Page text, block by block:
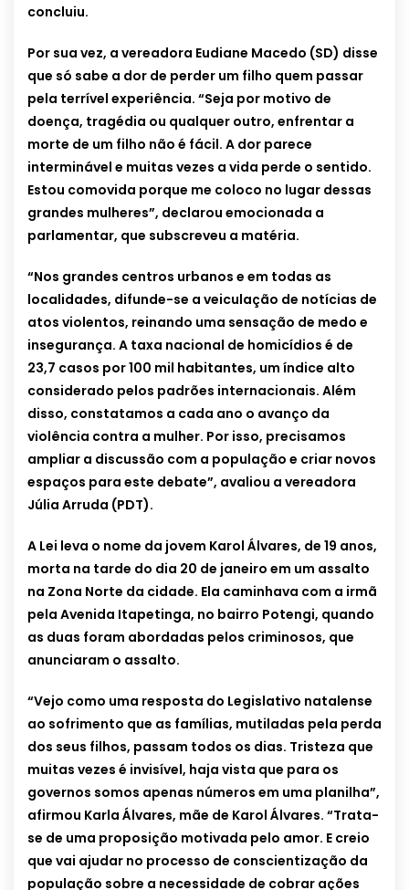
concluiu.
Por sua vez, a vereadora Eudiane Macedo (SD) disse
que só sabe a dor de perder um filho quem passar
pela terrível experiência. “Seja por motivo de
doença, tragédia ou qualquer outro, enfrentar a
morte de um filho não é fácil. A dor parece
interminável e muitas vezes a vida perde o sentido.
Estou comovida porque me coloco no lugar dessas
grandes mulheres”, declarou emocionada a
parlamentar, que subscreveu a matéria.
“Nos grandes centros urbanos e em todas as
localidades, difunde-se a veiculação de notícias de
atos violentos, reinando uma sensação de medo e
insegurança. A taxa nacional de homicídios é de
23,7 casos por 100 mil habitantes, um índice alto
considerado pelos padrões internacionais. Além
disso, constatamos a cada ano o avanço da
violência contra a mulher. Por isso, precisamos
ampliar a discussão com a população e criar novos
espaços para este debate”, avaliou a vereadora
Júlia Arruda (PDT).
A Lei leva o nome da jovem Karol Álvares, de 19 anos,
morta na tarde do dia 20 de janeiro em um assalto
na Zona Norte da cidade. Ela caminhava com a irmã
pela Avenida Itapetinga, no bairro Potengi, quando
as duas foram abordadas pelos criminosos, que
anunciaram o assalto.
“Vejo como uma resposta do Legislativo natalense
ao sofrimento que as famílias, mutiladas pela perda
dos seus filhos, passam todos os dias. Tristeza que
muitas vezes é invisível, haja vista que para os
governos somos apenas números em uma planilha”,
afirmou Karla Álvares, mãe de Karol Álvares. “Trata-
se de uma proposição motivada pelo amor. E creio
que vai ajudar no processo de conscientização da
população sobre a necessidade de cobrar ações